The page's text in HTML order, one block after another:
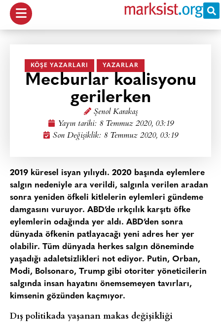
KÖŞE YAZARLARI YAZARLAR
Mecburlar koalisyonu
gerilerken
Şenol Karakaş
Yayın tarihi: 8 Temmuz 2020, 03:19
Son Değişiklik: 8 Temmuz 2020, 03:19
2019 küresel isyan yılıydı. 2020 başında eylemlere
salgın nedeniyle ara verildi, salgınla verilen aradan
sonra yeniden öfkeli kitlelerin eylemleri gündeme
damgasını vuruyor. ABD’de ırkçılık karşıtı öfke
eylemlerin odağında yer aldı. ABD’den sonra
dünyada öfkenin patlayacağı yeni adres her yer
olabilir. Tüm dünyada herkes salgın döneminde
yaşadığı adaletsizlikleri not ediyor. Putin, Orban,
Modi, Bolsonaro, Trump gibi otoriter yöneticilerin
salgında insan hayatını önemsemeyen tavırları,
kimsenin gözünden kaçmıyor.
Dış politikada yaşanan makas değişikliği